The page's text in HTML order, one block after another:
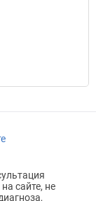
сайте, не